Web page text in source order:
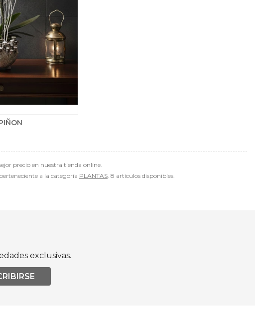
precio en nuestra tienda online.
a la categoría PLANTAS. 8 artículos disponibles.
exclusivas.